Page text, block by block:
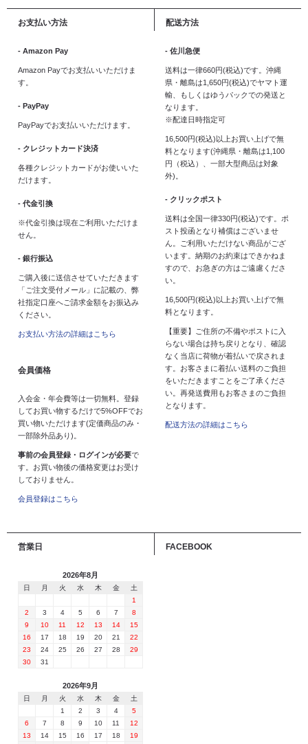
お支払い方法
- Amazon Pay
Amazon Payでお支払いいただけま
す。
- PayPay
PayPayでお支払いいただけます。
- クレジットカード決済
各種クレジットカードがお使いいた
だけます。
- 代金引換
※代金引換は現在ご利用いただけま
せん。
- 銀行振込
ご購入後に送信させていただきます
「ご注文受付メール」に記載の、弊
社指定口座へご請求金額をお振込み
ください。
お支払い方法の詳細はこちら
会員価格
入会金・年会費等は一切無料。登録
してお買い物するだけで5%OFFでお
買い物いただけます(定価商品のみ・
一部除外品あり)。
事前の会員登録・ログインが必要で
す。お買い物後の価格変更はお受け
しておりません。
会員登録はこちら
配送方法
- 佐川急便
送料は一律660円(税込)です。沖縄
県・離島は1,650円(税込)でヤマト運
輸、もしくはゆうパックでの発送と
なります。
※配達日時指定可
16,500円(税込)以上お買い上げで無
料となります(沖縄県・離島は1,100
円（税込）、一部大型商品は対象
外)。
- クリックポスト
送料は全国一律330円(税込)です。ポ
スト投函となり補償はございませ
ん。ご利用いただけない商品がござ
います。納期のお約束はできかねま
すので、お急ぎの方はご遠慮くださ
い。
16,500円(税込)以上お買い上げで無
料となります。
【重要】ご住所の不備やポストに入
らない場合は持ち戻りとなり、確認
なく当店に荷物が着払いで戻されま
す。お客さまに着払い送料のご負担
をいただきますことをご了承くださ
い。再発送費用もお客さまのご負担
となります。
配送方法の詳細はこちら
営業日
2026年8月
日 月 火 水 木 金
土
1
2
3 4 5 6 7
8
9
10 11 12 13 14
15
16
17 18 19 20 21
22
23
24 25 26 27 28
29
30
31
2026年9月
日 月 火 水 木 金
土
1
2 3 4
5
6
7 8 9 10 11
12
13
14 15 16 17 18
19
FACEBOOK